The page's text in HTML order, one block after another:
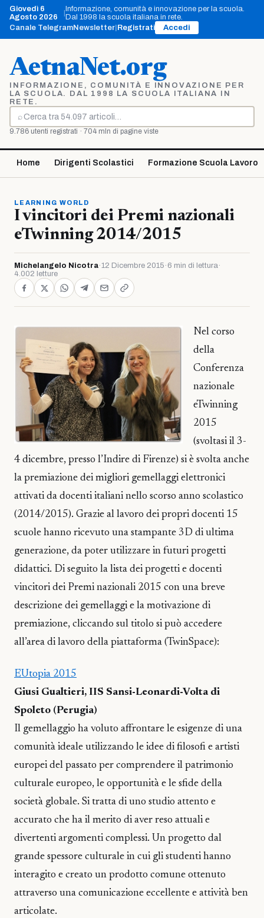
Vai
contenuto
Giovedì 6
Agosto 2026
Informazione, comunità e innovazione per la scuola.
Dal 1998 la scuola italiana in rete.
Canale TelegramNewsletter Registrati Accedi
AetnaNet.org
INFORMAZIONE, COMUNITÀ E INNOVAZIONE PER
LA SCUOLA. DAL 1998 LA SCUOLA ITALIANA IN
RETE.
⌕
Cerca
9.786 utenti registrati · 704 mln di pagine viste
Home Dirigenti Scolastici Formazione Scuola Lavoro
LEARNING WORLD
I vincitori dei Premi nazionali
eTwinning 2014/2015
Michelangelo Nicotra·12 Dicembre 2015 · 6 min di lettura·
4.002 letture
Nel corso
della
Conferenza
nazionale
eTwinning
2015
(svoltasi il 3-
4 dicembre, presso l’Indire di Firenze) si è svolta anche
la premiazione dei migliori gemellaggi elettronici
attivati da docenti italiani nello scorso anno scolastico
(2014/2015). Grazie al lavoro dei propri docenti 15
scuole hanno ricevuto una stampante 3D di ultima
generazione, da poter utilizzare in futuri progetti
didattici. Di seguito la lista dei progetti e docenti
vincitori dei Premi nazionali 2015 con una breve
descrizione dei gemellaggi e la motivazione di
premiazione, cliccando sul titolo si può accedere
all’area di lavoro della piattaforma (TwinSpace):
EUtopia 2015
Giusi Gualtieri, IIS Sansi-Leonardi-Volta di
Spoleto (Perugia)
Il gemellaggio ha voluto affrontare le esigenze di una
comunità ideale utilizzando le idee di filosofi e artisti
europei del passato per comprendere il patrimonio
culturale europeo, le opportunità e le sfide della
società globale. Si tratta di uno studio attento e
accurato che ha il merito di aver reso attuali e
divertenti argomenti complessi. Un progetto dal
grande spessore culturale in cui gli studenti hanno
interagito e creato un prodotto comune ottenuto
attraverso una comunicazione eccellente e attività ben
articolate.